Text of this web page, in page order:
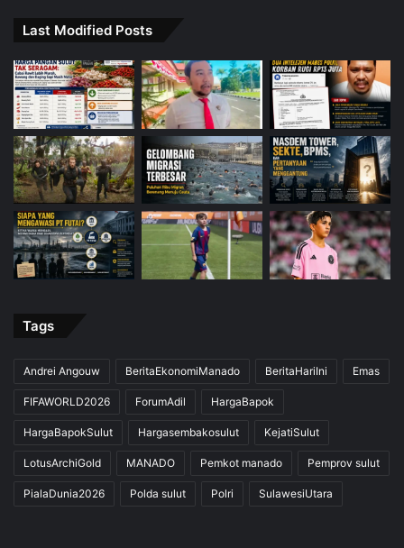
Last Modified Posts
Tags
Andrei Angouw BeritaEkonomiManado BeritaHariIni Emas
FIFAWORLD2026 ForumAdil HargaBapok
HargaBapokSulut Hargasembakosulut KejatiSulut
LotusArchiGold MANADO Pemkot manado Pemprov sulut
PialaDunia2026 Polda sulut Polri SulawesiUtara